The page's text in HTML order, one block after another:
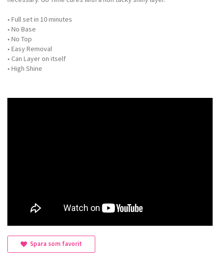
• Full set in 10 minutes
• No Base
• No Top
• Easy Removal
• Can Layer on itself
• High Shine
Spara som favorit